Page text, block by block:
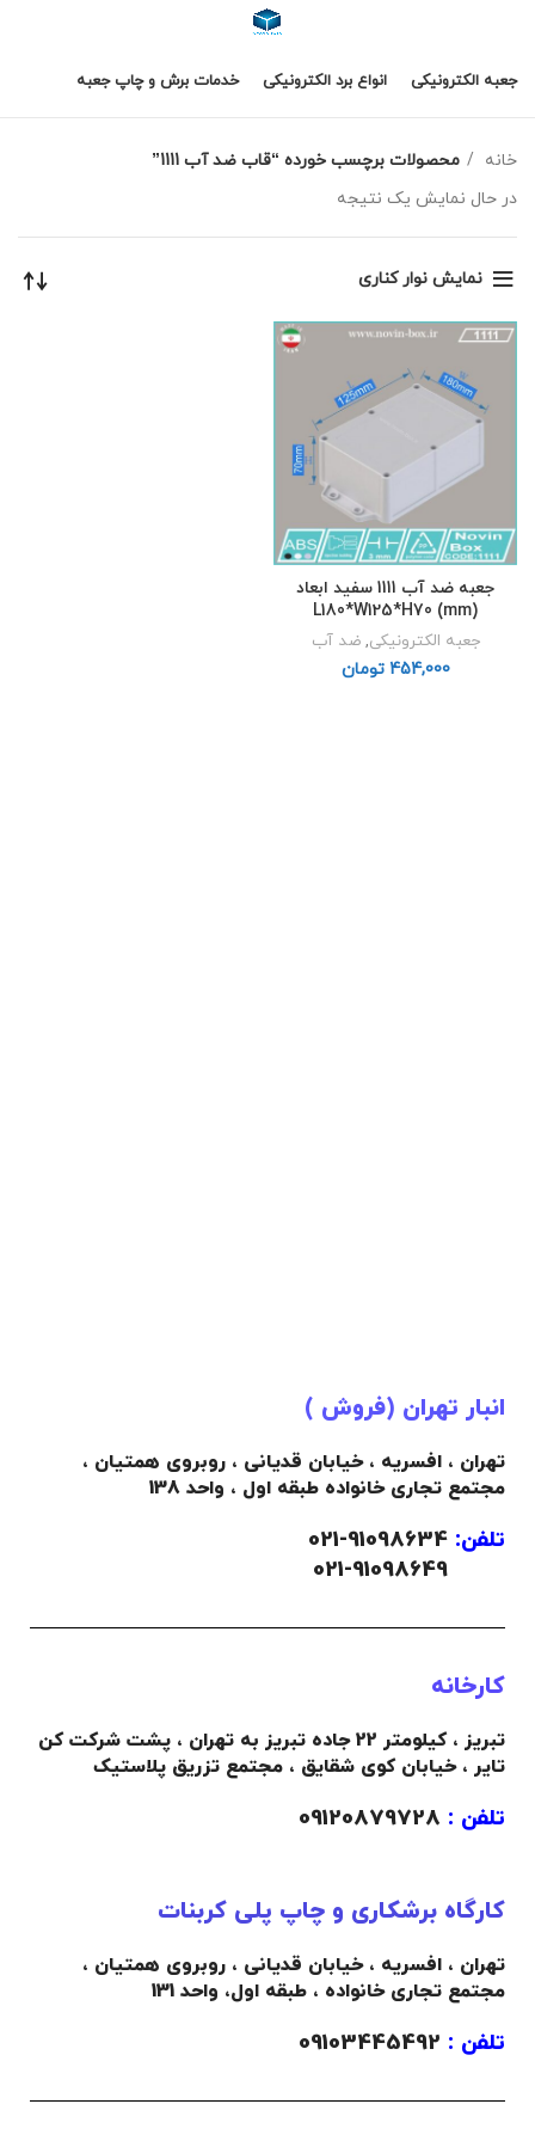
جعبه الکترونیکی انواع برد الکترونیکی خدمات برش و چاپ جعبه
خانه
محصولات برچسب خورده “قاب ضد آب 1111”
در حال نمایش یک نتیجه
نمایش نوار کناری
جعبه ضد آب 1111 سفید ابعاد
L180*W125*H70 (mm)
جعبه الکترونیکی,ضد آب
تومان
انبار تهران (فروش )
تهران ، افسریه ، خیابان قدیانی ، روبروی همتیان ،
مجتمع تجاری خانواده طبقه اول ، واحد 138
تلفن:
کارخانه
تبریز ، کیلومتر 22 جاده تبریز به تهران ، پشت شرکت کن
تایر ، خیابان کوی شقایق ، مجتمع تزریق پلاستیک
تلفن :
کارگاه برشکاری و چاپ پلی کربنات
تهران ، افسریه ، خیابان قدیانی ، روبروی همتیان ،
مجتمع تجاری خانواده ، طبقه اول، واحد 131
تلفن :